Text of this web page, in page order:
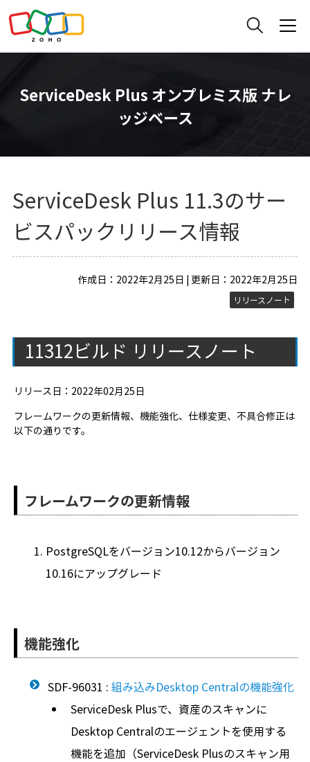
ServiceDesk Plus オンプレミス版 ナレ
ッジベース
ServiceDesk Plus 11.3のサー
ビスパックリリース情報
作成日：2022年2月25日 | 更新日：2022年2月25日
リリースノート
11312ビルド リリースノート
リリース日：2022年02月25日
フレームワークの更新情報、機能強化、仕様変更、不具合修正は
以下の通りです。
フレームワークの更新情報
PostgreSQLをバージョン10.12からバージョン
10.16にアップグレード
機能強化
SDF-96031 : 組み込みDesktop Centralの機能強化
ServiceDesk Plusで、資産のスキャンに
Desktop Centralのエージェントを使用する
機能を追加（ServiceDesk Plusのスキャン用